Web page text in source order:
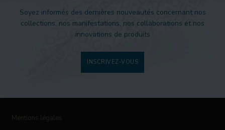
Soyez informés des dernières nouveautés concernant nos
collections, nos manifestations, nos collaborations et nos
innovations de produits
INSCRIVEZ-VOUS
Mentions légales